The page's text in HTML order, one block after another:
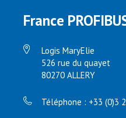
France
Logis MaryElie
526 rue du quayet
80270 ALLERY
Téléphone : +33 (0)3